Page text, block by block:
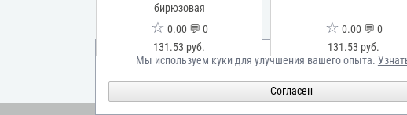
бирюзовая
☆ 0.00 💬 0
131.53 руб.
☆ 0.00 💬 0
131.53 руб.
Мы используем куки для улучшения вашего опыта.
Согласен